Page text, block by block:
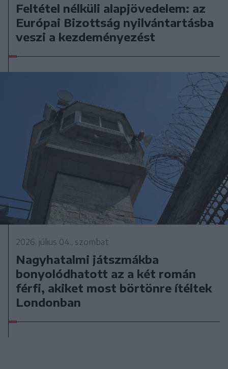
Feltétel nélküli alapjövedelem: az
Európai Bizottság nyilvántartásba
veszi a kezdeményezést
2026. július 04., szombat
Nagyhatalmi játszmákba
bonyolódhatott az a két román
férfi, akiket most börtönre ítéltek
Londonban